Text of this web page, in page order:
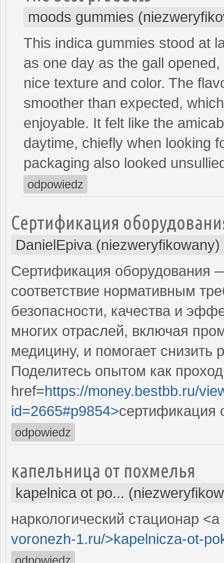
moods gummies
This indica gummies stood at
as one day as the gall
nice texture and color. The
smoother than expected,
enjoyable. It felt like the
daytime, chiefly when looking
packaging also looked
odpowiedz
Сертификация
DanielEpiva (niezweryfikowany)
Сертификация оборудования
соответствие нормативным
безопасности, качества и
многих отраслей, включая
медицину, и помогает
Поделитесь опытом как
href=https://money.bestbb.ru/
id=2665#p9854>сертификация
odpowiedz
капельница от похмелья
kapelnica ot po...
наркологический стационар
voronezh-1.ru/>kapelnicza-ot-
odpowiedz